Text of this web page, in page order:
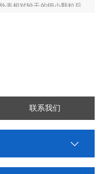
表相对较干的细小颗粒后，
联系我们